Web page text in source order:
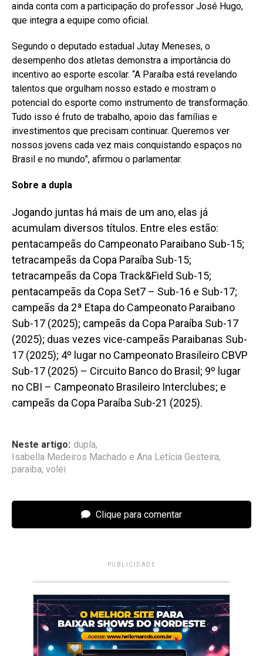
ainda conta com a participação do professor José Hugo,
que integra a equipe como oficial.
Segundo o deputado estadual Jutay Meneses, o
desempenho dos atletas demonstra a importância do
incentivo ao esporte escolar. “A Paraíba está revelando
talentos que orgulham nosso estado e mostram o
potencial do esporte como instrumento de transformação.
Tudo isso é fruto de trabalho, apoio das famílias e
investimentos que precisam continuar. Queremos ver
nossos jovens cada vez mais conquistando espaços no
Brasil e no mundo”, afirmou o parlamentar.
Sobre a dupla
Jogando juntas há mais de um ano, elas já
acumulam diversos títulos. Entre eles estão:
pentacampeãs do Campeonato Paraibano Sub-15;
tetracampeãs da Copa Paraíba Sub-15;
tetracampeãs da Copa Track&Field Sub-15;
pentacampeãs da Copa Set7 – Sub-16 e Sub-17;
campeãs da 2ª Etapa do Campeonato Paraibano
Sub-17 (2025); campeãs da Copa Paraíba Sub-17
(2025); duas vezes vice-campeãs Paraibanas Sub-
17 (2025); 4º lugar no Campeonato Brasileiro CBVP
Sub-17 (2025) – Circuito Banco do Brasil; 9º lugar
no CBI – Campeonato Brasileiro Interclubes; e
campeãs da Copa Paraíba Sub-21 (2025).
Neste artigo: dupla,
Isabella Medeiros Machado e Ana Letícia Gesteira,
paraiba, volei
Clique para comentar
PUBLICIDADE